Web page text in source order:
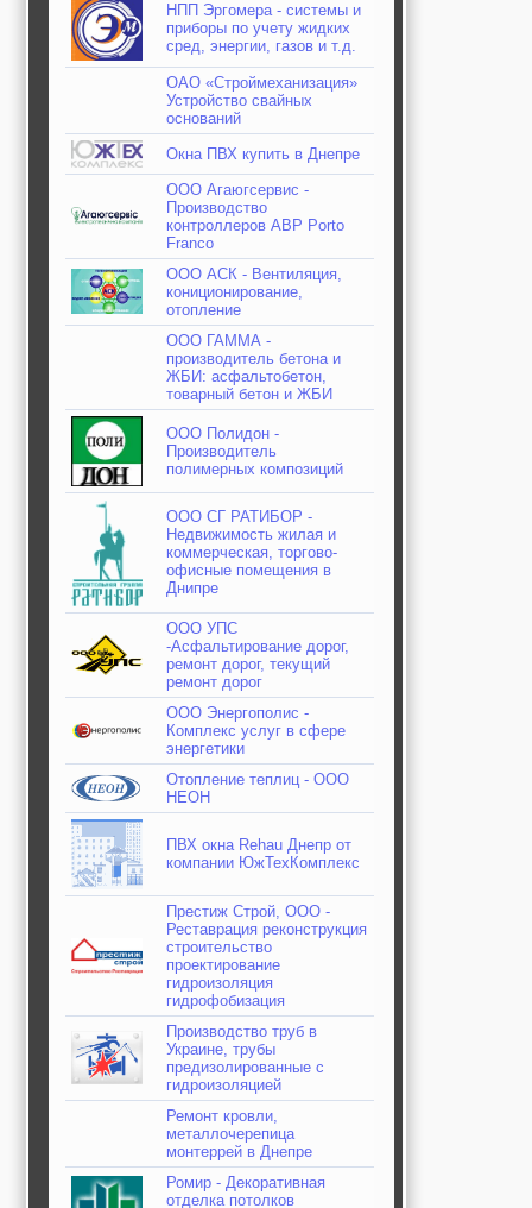
НПП Эргомера - системы и
приборы по учету жидких
сред, энергии, газов и т.д.
ОАО «Строймеханизация»
Устройство свайных
оснований
Окна ПВХ купить в Днепре
ООО Агаюгсервис -
Производство
контроллеров АВР Porto
Franco
ООО АСК - Вентиляция,
кониционирование,
отопление
ООО ГАММА -
производитель бетона и
ЖБИ: асфальтобетон,
товарный бетон и ЖБИ
ООО Полидон -
Производитель
полимерных композиций
ООО СГ РАТИБОР -
Недвижимость жилая и
коммерческая, торгово-
офисные помещения в
Днипре
ООО УПС
-Асфальтирование дорог,
ремонт дорог, текущий
ремонт дорог
ООО Энергополис -
Комплекс услуг в сфере
энергетики
Отопление теплиц - ООО
НЕОН
ПВХ окна Rehau Днепр от
компании ЮжТехКомплекс
Престиж Строй, ООО -
Реставрация реконструкция
строительство
проектирование
гидроизоляция
гидрофобизация
Производство труб в
Украине, трубы
предизолированные с
гидроизоляцией
Ремонт кровли,
металлочерепица
монтеррей в Днепре
Ромир - Декоративная
отделка потолков